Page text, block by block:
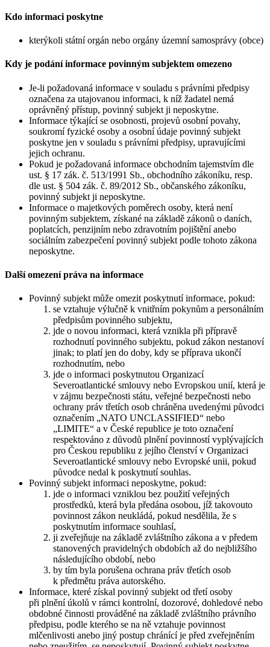
Kdo informaci poskytne
kterýkoli státní orgán nebo orgány územní samosprávy (obce)
Kdy je podání informace povinným subjektem omezeno
Je-li požadovaná informace v souladu s právními předpisy
označena za utajovanou informaci, k níž žadatel nemá
oprávněný přístup, povinný subjekt ji neposkytne.
Informace týkající se osobnosti, projevů osobní povahy,
soukromí fyzické osoby a osobní údaje povinný subjekt
poskytne jen v souladu s právními předpisy, upravujícími
jejich ochranu.
Pokud je požadovaná informace obchodním tajemstvím dle
ust. § 17 zák. č. 513/1991 Sb., obchodního zákoníku, resp.
dle ust. § 504 zák. č. 89/2012 Sb., občanského zákoníku,
povinný subjekt ji neposkytne.
Informace o majetkových poměrech osoby, která není
povinným subjektem, získané na základě zákonů o daních,
poplatcích, penzijním nebo zdravotním pojištění anebo
sociálním zabezpečení povinný subjekt podle tohoto zákona
neposkytne.
Další omezení práva na informace
Povinný subjekt může omezit poskytnutí informace, pokud:
se vztahuje výlučně k vnitřním pokynům a personálním
předpisům povinného subjektu,
jde o novou informaci, která vznikla při přípravě
rozhodnutí povinného subjektu, pokud zákon nestanoví
jinak; to platí jen do doby, kdy se příprava ukončí
rozhodnutím, nebo
jde o informaci poskytnutou Organizací
Severoatlantické smlouvy nebo Evropskou unií, která je
v zájmu bezpečnosti státu, veřejné bezpečnosti nebo
ochrany práv třetích osob chráněna uvedenými původci
označením „NATO UNCLASSIFIED“ nebo
„LIMITE“ a v České republice je toto označení
respektováno z důvodů plnění povinností vyplývajících
pro Českou republiku z jejího členství v Organizaci
Severoatlantické smlouvy nebo Evropské unii, pokud
původce nedal k poskytnutí souhlas.
Povinný subjekt informaci neposkytne, pokud:
jde o informaci vzniklou bez použití veřejných
prostředků, která byla předána osobou, jíž takovouto
povinnost zákon neukládá, pokud nesdělila, že s
poskytnutím informace souhlasí,
ji zveřejňuje na základě zvláštního zákona a v předem
stanovených pravidelných obdobích až do nejbližšího
následujícího období, nebo
by tím byla porušena ochrana práv třetích osob
k předmětu práva autorského.
Informace, které získal povinný subjekt od třetí osoby
při plnění úkolů v rámci kontrolní, dozorové, dohledové nebo
obdobné činnosti prováděné na základě zvláštního právního
předpisu, podle kterého se na ně vztahuje povinnost
mlčenlivosti anebo jiný postup chránící je před zveřejněním